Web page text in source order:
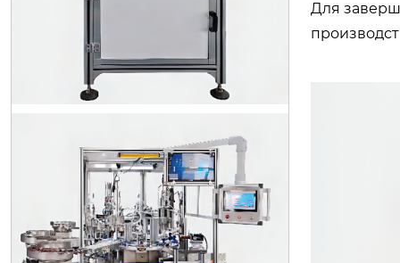
сборки шарового клапана водоме
ра
Для